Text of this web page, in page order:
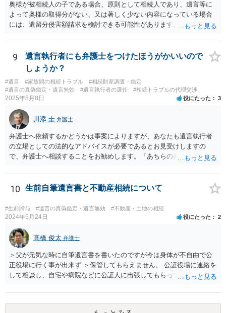
奥様が被相続人の子である場合、原則として相続人であり、遺言等に
よって奥様の取得分がない、又は著しく少ない内容になっている場合
には、遺留分侵害額請求を検討できる可能性があります。ただし、
記の義務化に関する説明と混同されている可能性があります。相続登
記については、不動産を相続で取得したことを知った日から３年以内
に申請する義務があります。一方、遺留分侵害額請求は、相続開始お
よび遺留分を侵害する贈与・遺贈があったことを知った時から１年で
時効にかかります。また、相続開始から１０年が経過すると、認識の
有無にかかわらず行使できなくなります。 奥様がご両親の死亡を最近
効がいつから進むかは慎重に検討する必要があります。ただし、死亡
から３年が経過しているとのことですので、早急に戸籍、遺言の有
無、不動産登記、遺産分割協議書の有無を確認した方がよいでしょ
う。特に、お姉様側だけで不動産名義を変更している場合、遺言があ
ったのか、遺産分割協議書が作成されているのか、奥様の署名押印が
以前に、法定相続分や遺産分割未了の問題として整理すべき場合もあ
ります。 奥様において戸籍謄本、不動産登記簿、固定資産評価証明
書、遺言書の有無等を確認し、弁護士に個別に相談した方がよいと思
われます。
9
遺言執行者にも弁護士をつけたほうがかいいので
しょうか？
#遺言 #家族間の相続トラブル
#相続財産調査・鑑定
#遺言の真偽鑑定・遺言無効
#遺言執行者の選任 #相続トラブルの代理交渉
2025年8月8日 役にたった 3
川添 圭 弁護士
弁護士へ依頼するかどうかは事案によりますが、あなたも遺言執行者
の立場としての法的なアドバイスが必要であるとお見受けしますの
で、弁護士へ相談することをお勧めします。「あちらの弁護士」（元
誘導しかしてこないと思います。
10 生前自筆遺言書と不動産相続について
#生前贈与 #遺言の真偽鑑定・遺言無効 #不動産・土地の相続
2024年5月24日 役にたった 2
髙橋 俊太 弁護士
＞父が元気な時に自筆遺言書を書いたのですが今は身体が不自由で公
正役場に行く事が出来ず ＞保管してもらえません。 公証役場に連絡を
して相談し、自宅や病院などに公証人に出張してもらって公正証書を
うことも可能です。 ＞不動産名義を父から母に名義変更しておいた方
がいいのではと考えていますがどう思いますか？ 詳細が不明であり何